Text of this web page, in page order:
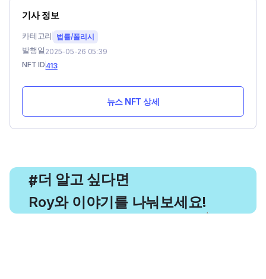
기사 정보
카테고리 법률/폴리시
발행일 2025-05-26 05:39
NFT ID 413
뉴스 NFT 상세
#
, 더 알고 싶다면
Roy와 이야기를 나눠보세요!